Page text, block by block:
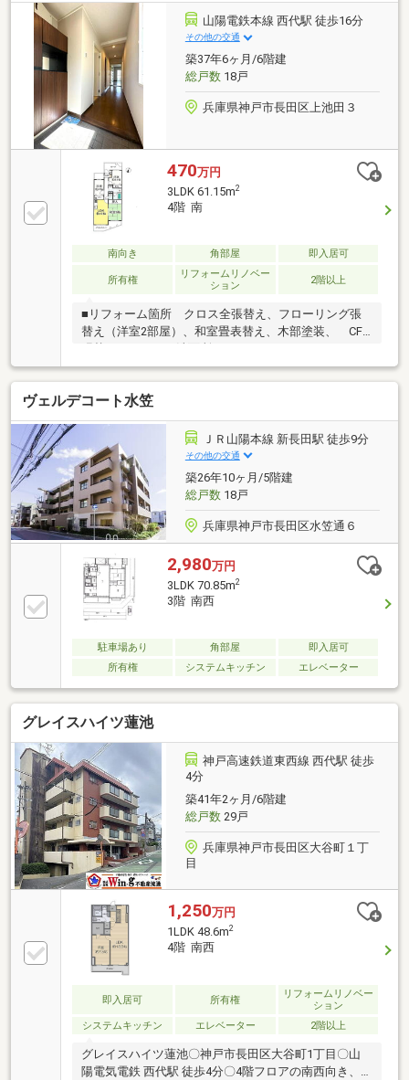
ム内容〉・システムキッチン新調・洗面台新調・ユニ
ットバス新調・トイレ新調・和室→洋室に変更などお
家探しは、『物件掲載数No.1』のトラストホームにお
任せください！ 0120-39-7710
山陽電鉄本線 西代駅 徒歩16分
その他の交通
築37年6ヶ月/6階建
総戸数18戸
兵庫県神戸市長田区上池田３
470万円
3LDK 61.15m2
4階 南
南向き 角部屋 即入居可
所有権
リフォームリノベー
ション
2階以上
■リフォーム箇所 クロス全張替え、フローリング張
替え（洋室2部屋）、和室畳表替え、木部塗装、 CF
イッチ全交換■3ＬＤＫ■眺望、陽当たり良好
ヴェルデコート水笠
ＪＲ山陽本線 新長田駅 徒歩9分
その他の交通
築26年10ヶ月/5階建
総戸数18戸
兵庫県神戸市長田区水笠通６
2,980万円
3LDK 70.85m2
3階 南西
駐車場あり 角部屋
即入居可
所有権
システムキッチン エレベーター
グレイスハイツ蓮池
神戸高速鉄道東西線 西代駅 徒歩
4分
築41年2ヶ月/6階建
総戸数29戸
兵庫県神戸市長田区大谷町１丁
目
1,250万円
1LDK 48.6m2
4階 南西
即入居可 所有権
リフォームリノベー
ション
システムキッチン
エレベーター 2階以上
グレイスハイツ蓮池〇神戸市長田区大谷町1丁目〇山
陽電気電鉄 西代駅 徒歩4分〇4階フロアの南西向き、